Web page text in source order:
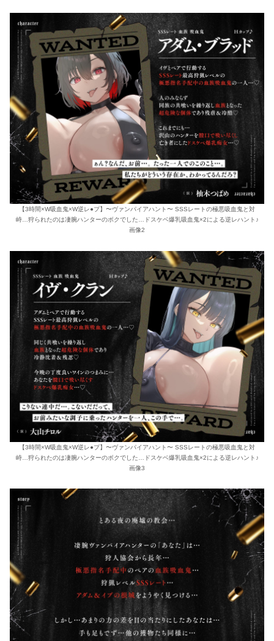
【3時間×W吸血鬼×W逆レ●プ】〜ヴァンパイアハント〜 SSSレートの極悪吸血鬼と対
峙…狩られたのは凄腕ハンターのボクでした…ドスケベ爆乳吸血鬼×2による逆レハント♪
画像2
【3時間×W吸血鬼×W逆レ●プ】〜ヴァンパイアハント〜 SSSレートの極悪吸血鬼と対
峙…狩られたのは凄腕ハンターのボクでした…ドスケベ爆乳吸血鬼×2による逆レハント♪
画像3